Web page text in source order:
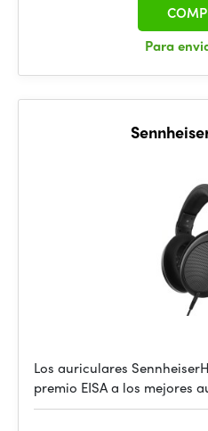
Para
Los auriculares
premio EISA a los mejores